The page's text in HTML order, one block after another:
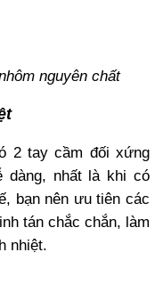
nguyên chất
2 tay cầm đối xứng
dàng, nhất là khi có
bạn nên ưu tiên các
tán chắc chắn, làm
nhiệt.